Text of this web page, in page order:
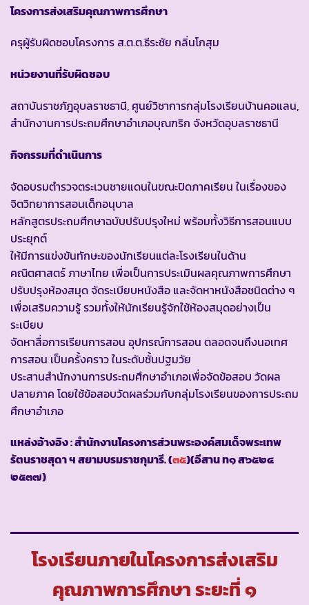
โครงการส่งเสริมคุณภาพการศึกษา
ครุผู้รับผิดชอบโครงการ ส.ต.ต.ธีระชัย กลิ่นโกสุม
หน่วยงานที่รับผิดชอบ
สถาบันราชภัฎอุบลราชธานี, ศูนย์วิชาการกลุ่มโรงเรียนบ้านคอแลน,
สำนักงานการประถมศึกษาอำเภอบุณฑริก จังหวัดอุบลราชธานี
กิจกรรมที่ดำเนินการ
จัดอบรมตำรวจตระเวนชายแดนในขณะปิดภาคเรียน ในเรื่องของ
จิตวิทยาการสอนเด็กอนุบาล
หลักสูตรประถมศึกษาฉบับปรับปรุงใหม่ พร้อมทั้งวิธีการสอนแบบ
ประยุกต์
ให้มีการแข่งขันทักษะของนักเรียนแต่ละโรงเรียนในด้าน
คณิตศาสตร์ ภาษาไทย เพื่อเป็นการประเมินผลคุณภาพการศึกษา
ปรับปรุงห้องสมุด จัดระเบียบหนังสือ และจัดหาหนังสือชนิดต่าง ๆ
เพื่อเสริมความรู้ รวมทั้งให้นักเรียนรู้จักใช้ห้องสมุดอย่างเป็น
ระเบียบ
จัดหาสื่อการเรียนการสอน อุปกรณ์การสอน ตลอดจนถึงนอเทศ
การสอน เป็นครั้งคราว ในระดับชั้นปฐมวัย
ประสานสำนักงานการประถมศึกษาอำเภอเพื่อจัดข้อสอบ วัดผล
ปลายภาค โดยใช้ข้อสอบวัดผลร่วมกับกลุ่มโรงเรียนของการประถม
ศึกษาอำเภอ
แหล่งอ้างอิง : สำนักงานโครงการส่วนพระองค์สมเด็จพระเทพ
รัตนราชสุดา ฯ สยามบรมราชกุมารี. (๓๕)(อีสาน ท๑ ส๖๕๒๔
๒๕๓๗)
โรงเรียนภายในโครงการส่งเสริม
คุณภาพการศึกษา ระยะที่ ๑